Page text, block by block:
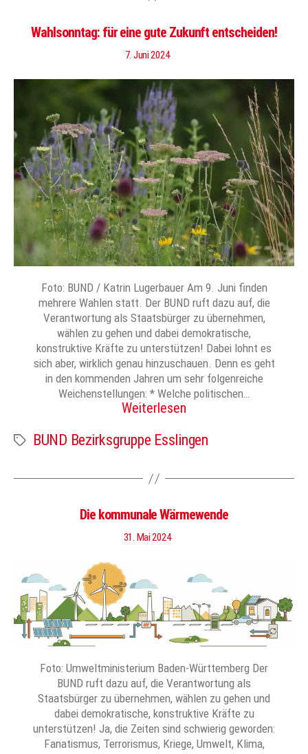
Wahlsonntag: für eine gute Zukunft entscheiden!
7. Juni 2024
Foto: BUND / Katrin Lugerbauer Am 9. Juni finden
mehrere Wahlen statt. Der BUND ruft dazu auf, die
Verantwortung als Staatsbürger zu übernehmen,
wählen zu gehen und dabei demokratische,
konstruktive Kräfte zu unterstützen! Dabei lohnt es
sich aber, wirklich genau hinzuschauen. Denn es geht
in den kommenden Jahren um sehr folgenreiche
Weichenstellungen: * Welche politischen…
Weiterlesen
Schlagwörter
BUND Bezirksgruppe Esslingen
Die kommunale Wärmewende
31. Mai 2024
Foto: Umweltministerium Baden-Württemberg Der
BUND ruft dazu auf, die Verantwortung als
Staatsbürger zu übernehmen, wählen zu gehen und
dabei demokratische, konstruktive Kräfte zu
unterstützen! Ja, die Zeiten sind schwierig geworden:
Fanatismus, Terrorismus, Kriege, Umwelt, Klima,